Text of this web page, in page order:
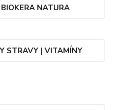
NATURA
STRAVY | VITAMÍNY